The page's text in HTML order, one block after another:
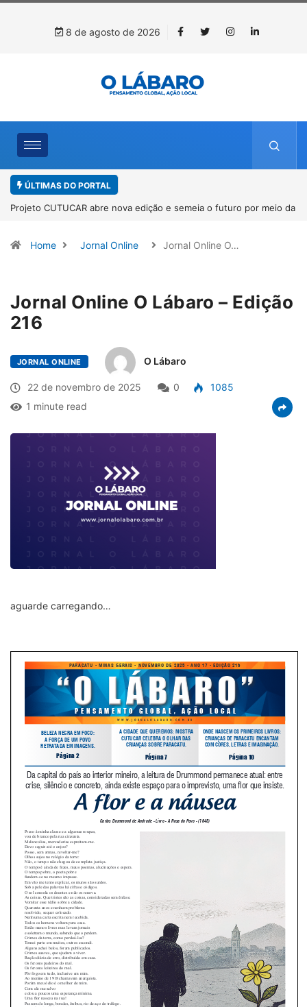
8 de agosto de 2026
ÚLTIMAS DO PORTAL
Projeto CUTUCAR abre nova edição e semeia o futuro por meio da
Home Jornal Online Jornal Online O…
Jornal Online O Lábaro – Edição
216
JORNAL ONLINE O Lábaro
22 de novembro de 2025 0
1085
1 minute read
aguarde carregando…